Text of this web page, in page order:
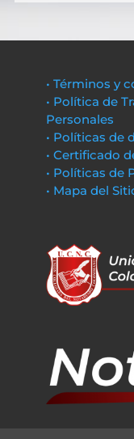
• Términos y
• Política de
Personales
• Políticas de
• Certificado
• Políticas de
• Mapa del